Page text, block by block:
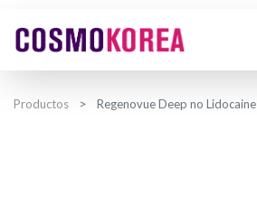
Productos Regenovue Deep no Lidocaine